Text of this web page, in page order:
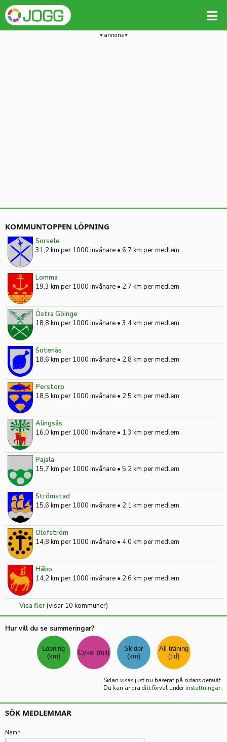
annons
KOMMUNTOPPEN LÖPNING
Sorsele
31,2 km per 1000 invånare • 6,7 km per medlem
Lomma
19,3 km per 1000 invånare • 2,7 km per medlem
Östra Göinge
18,8 km per 1000 invånare • 3,4 km per medlem
Sotenäs
18,6 km per 1000 invånare • 2,8 km per medlem
Perstorp
18,5 km per 1000 invånare • 2,5 km per medlem
Alingsås
16,0 km per 1000 invånare • 1,3 km per medlem
Pajala
15,7 km per 1000 invånare • 5,2 km per medlem
Strömstad
15,6 km per 1000 invånare • 2,1 km per medlem
Olofström
14,8 km per 1000 invånare • 4,0 km per medlem
Håbo
14,2 km per 1000 invånare • 2,6 km per medlem
Visa fler(visar 10 kommuner)
Hur vill du se summeringar?
Sidan visas just nu baserat på sidans default.
Du kan ändra ditt förval under inställningar.
SÖK MEDLEMMAR
Namn